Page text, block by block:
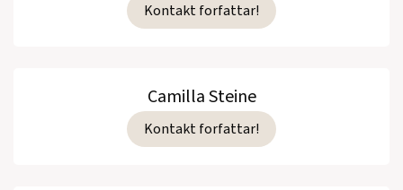
Kontakt forfattar!
Camilla Steine
Kontakt forfattar!